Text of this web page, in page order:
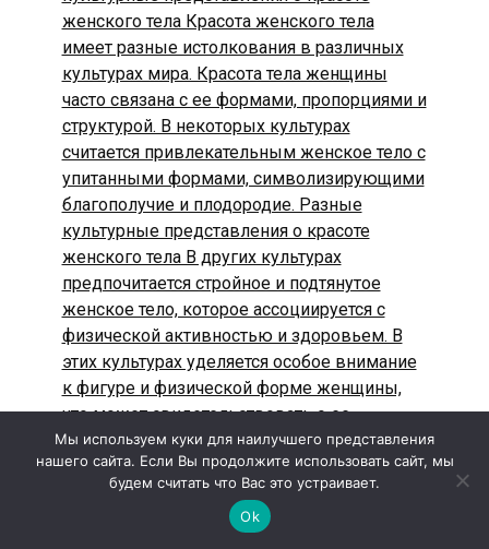
Мы используем куки для наилучшего представления
нашего сайта. Если Вы продолжите использовать сайт, мы
будем считать что Вас это устраивает.
Ok